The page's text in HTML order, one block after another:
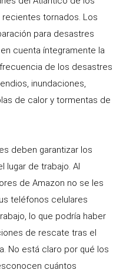
tornados. Los
para desastres
cuenta íntegramente la
de los desastres
inundaciones,
de calor y tormentas de
deben garantizar los
lugar de trabajo. Al
de Amazon no se les
teléfonos celulares
lo que podría haber
de rescate tras el
No está claro por qué los
cuántos